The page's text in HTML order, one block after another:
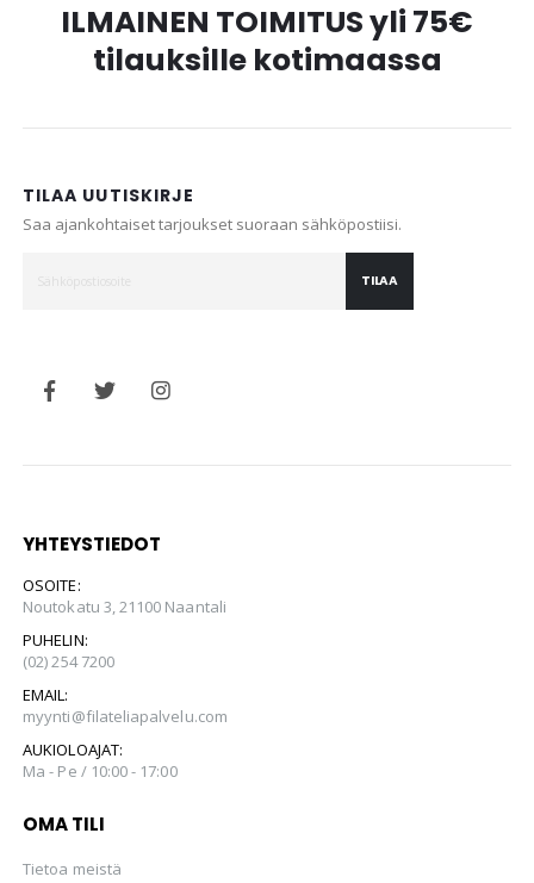
ILMAINEN TOIMITUS yli 75€
tilauksille kotimaassa
TILAA UUTISKIRJE
Saa ajankohtaiset tarjoukset suoraan sähköpostiisi.
TILAA
YHTEYSTIEDOT
OSOITE:
Noutokatu 3, 21100 Naantali
PUHELIN:
(02) 254 7200
EMAIL:
myynti@filateliapalvelu.com
AUKIOLOAJAT:
Ma - Pe / 10:00 - 17:00
OMA TILI
Tietoa meistä